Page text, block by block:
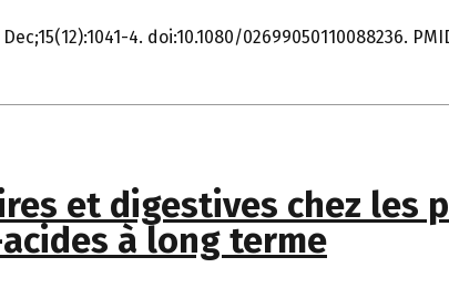
4. doi:10.1080/02699050110088236.
et digestives chez les
à long terme